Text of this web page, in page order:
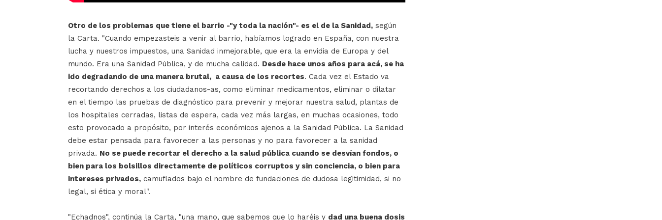
Otro de los problemas que tiene el barrio -"y toda la nación"- es el de la Sanidad, según
la Carta. "Cuando empezasteis a venir al barrio, habíamos logrado en España, con nuestra
lucha y nuestros impuestos, una Sanidad inmejorable, que era la envidia de Europa y del
mundo. Era una Sanidad Pública, y de mucha calidad. Desde hace unos años para acá, se ha
ido degradando de una manera brutal, a causa de los recortes. Cada vez el Estado va
recortando derechos a los ciudadanos-as, como eliminar medicamentos, eliminar o dilatar
en el tiempo las pruebas de diagnóstico para prevenir y mejorar nuestra salud, plantas de
los hospitales cerradas, listas de espera, cada vez más largas, en muchas ocasiones, todo
esto provocado a propósito, por interés económicos ajenos a la Sanidad Pública. La Sanidad
debe estar pensada para favorecer a las personas y no para favorecer a la sanidad
privada. No se puede recortar el derecho a la salud pública cuando se desvían fondos, o
bien para los bolsillos directamente de políticos corruptos y sin conciencia, o bien para
intereses privados, camuflados bajo el nombre de fundaciones de dudosa legitimidad, si no
legal, si ética y moral".
"Echadnos", continúa la Carta, "una mano, que sabemos que lo haréis y dad una buena dosis